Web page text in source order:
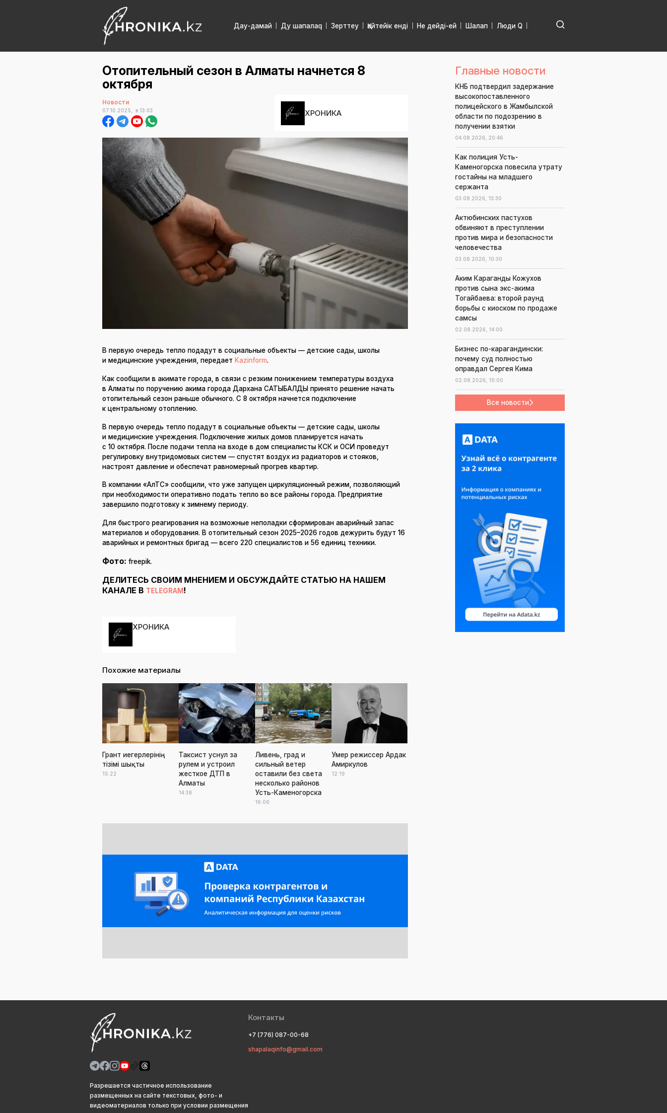
Дау-дамай Ду шапалаq Зерттеу Қайтейік енді Не дейді-ей Шалап Люди Q
Отопительный сезон в Алматы начнется 8
октября
Новости
07.10.2025, в 13:03 ХРОНИКА
В первую очередь тепло подадут в социальные объекты — детские сады, школы
и медицинские учреждения, передает Kazinform.
Как сообщили в акимате города, в связи с резким понижением температуры воздуха
в Алматы по поручению акима города Дархана САТЫБАЛДЫ принято решение начать
отопительный сезон раньше обычного. С 8 октября начнется подключение
к центральному отоплению.
В первую очередь тепло подадут в социальные объекты — детские сады, школы
и медицинские учреждения. Подключение жилых домов планируется начать
с 10 октября. После подачи тепла на входе в дом специалисты КСК и ОСИ проведут
регулировку внутридомовых систем — спустят воздух из радиаторов и стояков,
настроят давление и обеспечат равномерный прогрев квартир.
В компании «АлТС» сообщили, что уже запущен циркуляционный режим, позволяющий
при необходимости оперативно подать тепло во все районы города. Предприятие
завершило подготовку к зимнему периоду.
Для быстрого реагирования на возможные неполадки сформирован аварийный запас
материалов и оборудования. В отопительный сезон 2025–2026 годов дежурить будут 16
аварийных и ремонтных бригад — всего 220 специалистов и 56 единиц техники.
Фото: freepik.
ДЕЛИТЕСЬ СВОИМ МНЕНИЕМ И ОБСУЖДАЙТЕ СТАТЬЮ НА НАШЕМ
КАНАЛЕ В TELEGRAM !
ХРОНИКА
Похожие материалы
Грант иегерлерінің
тізімі шықты
15:22
Таксист уснул за
рулем и устроил
жесткое ДТП в
Алматы
14:38
Ливень, град и
сильный ветер
оставили без света
несколько районов
Усть-Каменогорска
16:06
Умер режиссер Ардак
Амиркулов
12:19
Главные новости
КНБ подтвердил задержание
высокопоставленного
полицейского в Жамбылской
области по подозрению в
получении взятки
04.08.2026, 20:46
Как полиция Усть-
Каменогорска повесила утрату
гостайны на младшего
сержанта
03.08.2026, 13:30
Актюбинских пастухов
обвиняют в преступлении
против мира и безопасности
человечества
03.08.2026, 10:30
Аким Караганды Кожухов
против сына экс-акима
Тогайбаева: второй раунд
борьбы с киоском по продаже
самсы
02.08.2026, 14:00
Бизнес по-карагандински:
почему суд полностью
оправдал Сергея Кима
02.08.2026, 10:00
Все новости
Разрешается частичное использование
размещенных на сайте текстовых, фото- и
видеоматериалов только при условии размещения
Контакты
+7 (776) 087-00-68
shapalaqinfo@gmail.com